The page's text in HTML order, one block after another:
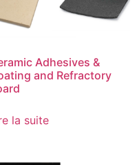
Adhesives &
and Refractory
la suite